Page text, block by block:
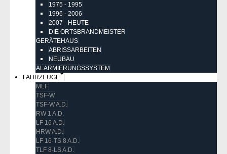
1975 - 1995
1996 - 2006
2007 - HEUTE
DIE ORTSBRANDMEISTER
GERÄTEHAUS
ABRISSARBEITEN
NEUBAU
ALARMIERUNGSSYSTEM
FAHRZEUGE
MLF
TSF-W
TSF-W A.D.
RW 1 A.D.
LF 16 A.D.
HRW A.D.
LF 16-TS 8 A.D.
TLF 8-LS A.D.